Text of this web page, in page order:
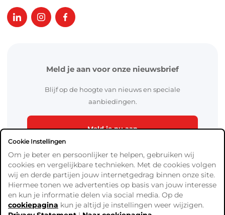
Meld je aan voor onze nieuwsbrief
Blijf op de hoogte van nieuws en speciale
aanbiedingen.
Meld je nu aan
Algemene Voorwaarden
Cookie Instellingen
Om je beter en persoonlijker te helpen, gebruiken wij
cookies en vergelijkbare technieken. Met de cookies volgen
wij en derde partijen jouw internetgedrag binnen onze site.
Hiermee tonen we advertenties op basis van jouw interesse
en kun je informatie delen via social media. Op de
cookiepagina kun je altijd je instellingen weer wijzigen.